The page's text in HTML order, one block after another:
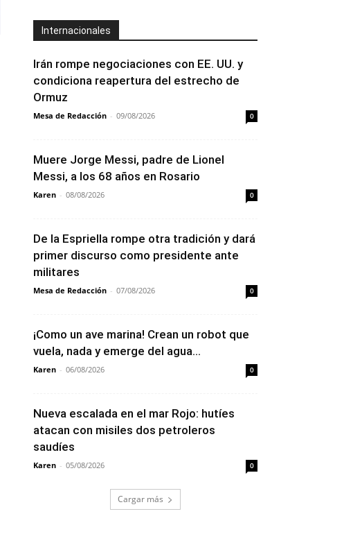
Internacionales
Irán rompe negociaciones con EE. UU. y
condiciona reapertura del estrecho de
Ormuz
Mesa de Redacción - 09/08/2026 0
Muere Jorge Messi, padre de Lionel
Messi, a los 68 años en Rosario
Karen - 08/08/2026 0
De la Espriella rompe otra tradición y dará
primer discurso como presidente ante
militares
Mesa de Redacción - 07/08/2026 0
¡Como un ave marina! Crean un robot que
vuela, nada y emerge del agua...
Karen - 06/08/2026 0
Nueva escalada en el mar Rojo: hutíes
atacan con misiles dos petroleros
saudíes
Karen - 05/08/2026 0
Cargar más